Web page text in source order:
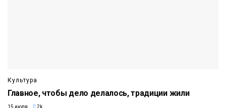
Культура
Главное, чтобы дело делалось, традиции жили
15 июля 2k